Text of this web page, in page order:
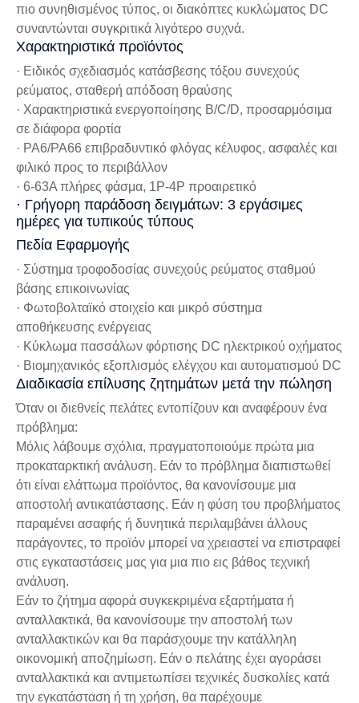
πιο συνηθισμένος τύπος, οι διακόπτες κυκλώματος DC
συναντώνται συγκριτικά λιγότερο συχνά.
Χαρακτηριστικά προϊόντος
· Ειδικός σχεδιασμός κατάσβεσης τόξου συνεχούς
ρεύματος, σταθερή απόδοση θραύσης
· Χαρακτηριστικά ενεργοποίησης B/C/D, προσαρμόσιμα
σε διάφορα φορτία
· PA6/PA66 επιβραδυντικό φλόγας κέλυφος, ασφαλές και
φιλικό προς το περιβάλλον
· 6-63A πλήρες φάσμα, 1P-4P προαιρετικό
· Γρήγορη παράδοση δειγμάτων: 3 εργάσιμες
ημέρες για τυπικούς τύπους
Πεδία Εφαρμογής
· Σύστημα τροφοδοσίας συνεχούς ρεύματος σταθμού
βάσης επικοινωνίας
· Φωτοβολταϊκό στοιχείο και μικρό σύστημα
αποθήκευσης ενέργειας
· Κύκλωμα πασσάλων φόρτισης DC ηλεκτρικού οχήματος
· Βιομηχανικός εξοπλισμός ελέγχου και αυτοματισμού DC
Διαδικασία επίλυσης ζητημάτων μετά την πώληση
Όταν οι διεθνείς πελάτες εντοπίζουν και αναφέρουν ένα
πρόβλημα:
Μόλις λάβουμε σχόλια, πραγματοποιούμε πρώτα μια
προκαταρκτική ανάλυση. Εάν το πρόβλημα διαπιστωθεί
ότι είναι ελάττωμα προϊόντος, θα κανονίσουμε μια
αποστολή αντικατάστασης. Εάν η φύση του προβλήματος
παραμένει ασαφής ή δυνητικά περιλαμβάνει άλλους
παράγοντες, το προϊόν μπορεί να χρειαστεί να επιστραφεί
στις εγκαταστάσεις μας για μια πιο εις βάθος τεχνική
ανάλυση.
Εάν το ζήτημα αφορά συγκεκριμένα εξαρτήματα ή
ανταλλακτικά, θα κανονίσουμε την αποστολή των
ανταλλακτικών και θα παράσχουμε την κατάλληλη
οικονομική αποζημίωση. Εάν ο πελάτης έχει αγοράσει
ανταλλακτικά και αντιμετωπίσει τεχνικές δυσκολίες κατά
την εγκατάσταση ή τη χρήση, θα παρέχουμε